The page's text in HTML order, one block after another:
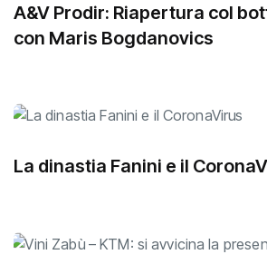
A&V Prodir: Riapertura col
con Maris Bogdanovics
La dinastia Fanini e il